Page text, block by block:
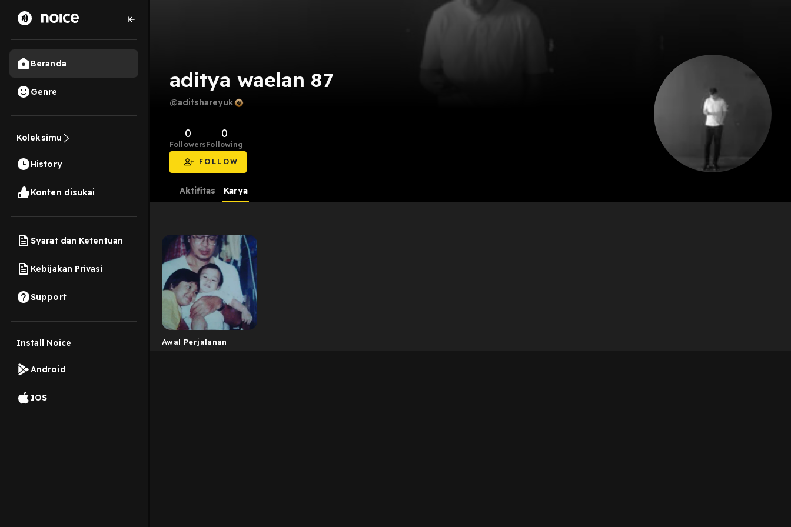
Beranda
Genre
Koleksimu
History
Konten disukai
Syarat dan Ketentuan
Kebijakan Privasi
Support
Install Noice
Android
IOS
aditya waelan 87
@aditshareyuk
0
Followers
0
Following
FOLLOW
Aktifitas Karya
Awal Perjalanan